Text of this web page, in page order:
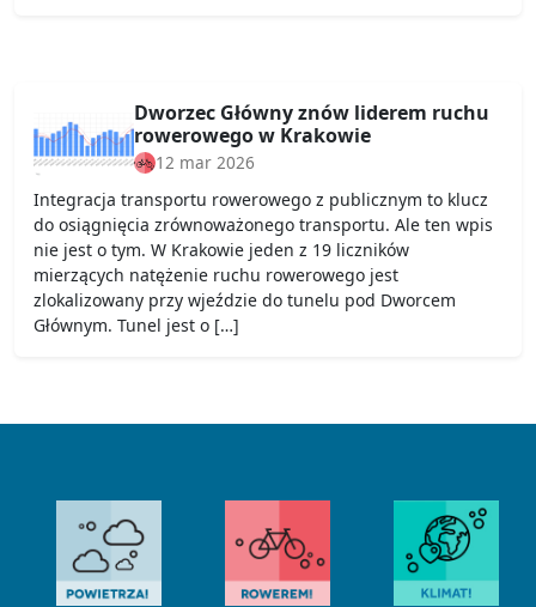
Dworzec Główny znów liderem ruchu
rowerowego w Krakowie
12 mar 2026
Integracja transportu rowerowego z publicznym to klucz
do osiągnięcia zrównoważonego transportu. Ale ten wpis
nie jest o tym. W Krakowie jeden z 19 liczników
mierzących natężenie ruchu rowerowego jest
zlokalizowany przy wjeździe do tunelu pod Dworcem
Głównym. Tunel jest o […]